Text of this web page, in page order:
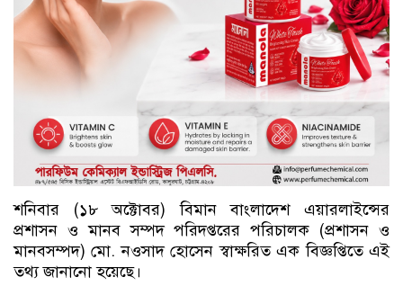
শনিবার (১৮ অক্টোবর) বিমান বাংলাদেশ এয়ারলাইন্সের
প্রশাসন ও মানব সম্পদ পরিদপ্তরের পরিচালক (প্রশাসন ও
মানবসম্পদ) মো. নওসাদ হোসেন স্বাক্ষরিত এক বিজ্ঞপ্তিতে এই
তথ্য জানানো হয়েছে।